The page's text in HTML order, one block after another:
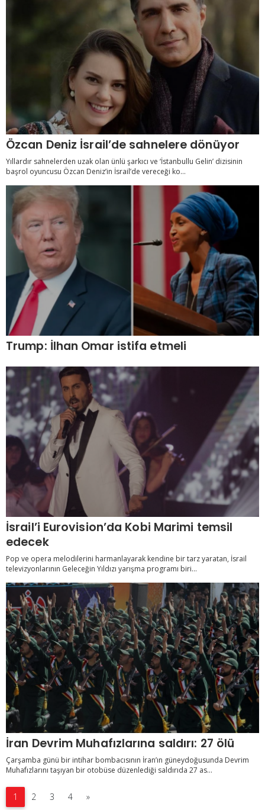
Özcan Deniz İsrail’de sahnelere dönüyor
Yıllardır sahnelerden uzak olan ünlü şarkıcı ve ‘İstanbullu Gelin’ dizisinin
başrol oyuncusu Özcan Deniz’in İsrail’de vereceği ko...
Trump: İlhan Omar istifa etmeli
İsrail’i Eurovision’da Kobi Marimi temsil
edecek
Pop ve opera melodilerini harmanlayarak kendine bir tarz yaratan, İsrail
televizyonlarının Geleceğin Yıldızı yarışma programı biri...
İran Devrim Muhafızlarına saldırı: 27 ölü
Çarşamba günü bir intihar bombacısının İran’ın güneydoğusunda Devrim
Muhafızlarını taşıyan bir otobüse düzenlediği saldırıda 27 as...
1 2 3 4 »